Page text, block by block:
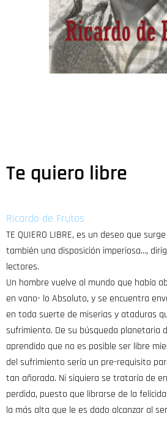
Te quiero libre
Ricardo de Frutos
TE QUIERO LIBRE, es un deseo que
también una disposición imperiosa…,
lectores.
Un hombre vuelve al mundo que había
en vano- lo Absoluto, y se encuentra
en toda suerte de miserias y ataduras
sufrimiento. De su búsqueda planetaria
aprendido que no es posible ser libre
del sufrimiento sería un pre-requisito
tan añorada. Ni siquiera se trataría de
perdida, puesto que librarse de la
la más alta que le es dado alcanzar al